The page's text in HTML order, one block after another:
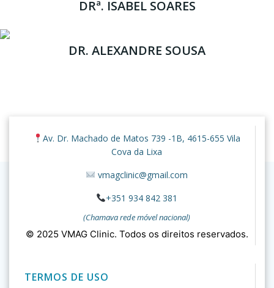
DRª. ISABEL SOARES
DR. ALEXANDRE SOUSA
© 2026 VMAG Clinic. Created for free using WordPress
andColibri
Av. Dr. Machado de Matos 739 -1B, 4615-655 Vila
Cova da Lixa
vmagclinic@gmail.com
+351 934 842 381
(Chamava rede móvel nacional)
© 2025 VMAG Clinic. Todos os direitos reservados.
TERMOS DE USO